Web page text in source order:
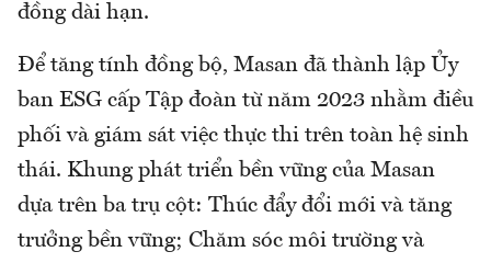
đồng dài hạn.
Để tăng tính đồng bộ, Masan đã thành lập Ủy
ban ESG cấp Tập đoàn từ năm 2023 nhằm điều
phối và giám sát việc thực thi trên toàn hệ sinh
thái. Khung phát triển bền vững của Masan
dựa trên ba trụ cột: Thúc đẩy đổi mới và tăng
trưởng bền vững; Chăm sóc môi trường và